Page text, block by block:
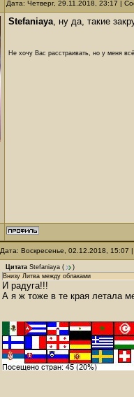
Дата: Четверг, 29.11.2018, 23:17 |
Stefaniaya, ну да, такие
Не хочу Вас расстраивать, но у меня
Дата: Воскресенье, 02.12.2018,
Цитата Stefaniaya (
)
Внизу Литва между облаками
И радуга!!!
А я ж тоже в те края летала